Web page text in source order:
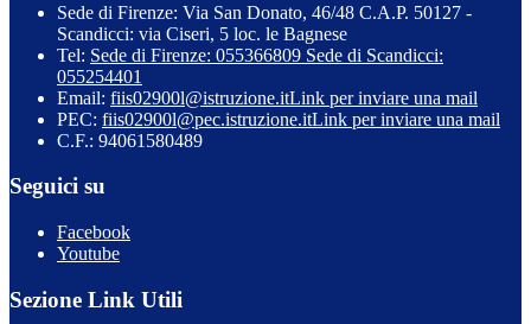
Sede di Firenze: Via San Donato, 46/48 C.A.P. 50127 -
Scandicci: via Ciseri, 5 loc. le Bagnese
Tel: Sede di Firenze: 055366809 Sede di Scandicci:
055254401
Email: fiis02900l@istruzione.itLink per inviare una mail
PEC: fiis02900l@pec.istruzione.itLink per inviare una mail
C.F.: 94061580489
Seguici su
Facebook
Youtube
Sezione Link Utili